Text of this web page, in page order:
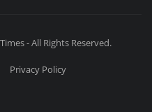
- All Rights Reserved.
Privacy Policy